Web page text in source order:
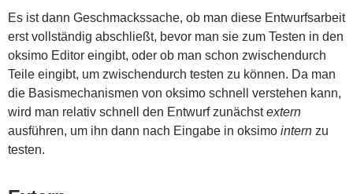
Es ist dann Geschmackssache, ob man diese Entwurfsarbeit
erst vollständig abschließt, bevor man sie zum Testen in den
oksimo Editor eingibt, oder ob man schon zwischendurch
Teile eingibt, um zwischendurch testen zu können. Da man
die Basismechanismen von oksimo schnell verstehen kann,
wird man relativ schnell den Entwurf zunächstextern
ausführen, um ihn dann nach Eingabe in oksimo intern zu
testen.